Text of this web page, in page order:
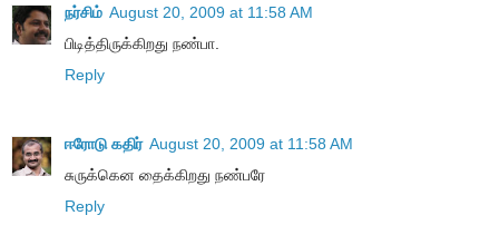
நர்சிம் August 20, 2009 at 11:58 AM
பிடித்திருக்கிறது நண்பா.
Reply
ஈரோடு கதிர் August 20, 2009 at 11:58 AM
சுருக்கென தைக்கிறது நண்பரே
Reply